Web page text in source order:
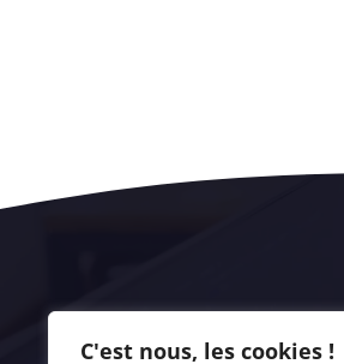
C'est nous, les cookies !